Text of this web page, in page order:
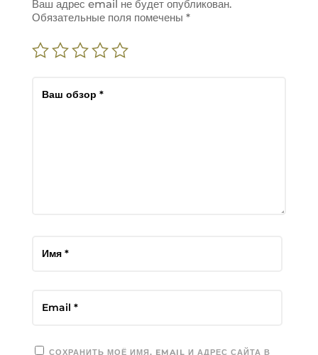
Ваш адрес email не будет опубликован.
Обязательные поля помечены *
СОХРАНИТЬ МОЁ ИМЯ, EMAIL И АДРЕС САЙТА В